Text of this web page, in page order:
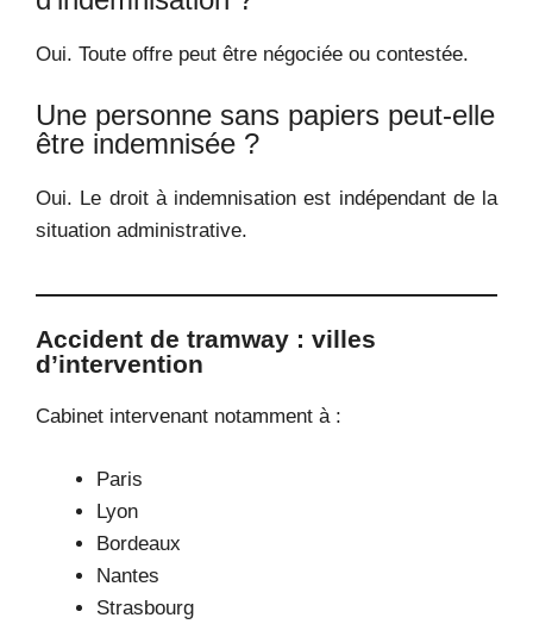
Oui. Toute offre peut être négociée ou contestée.
Une personne sans papiers peut-elle
être indemnisée ?
Oui. Le droit à indemnisation est indépendant de la
situation administrative.
Accident de tramway : villes
d’intervention
Cabinet intervenant notamment à :
Paris
Lyon
Bordeaux
Nantes
Strasbourg